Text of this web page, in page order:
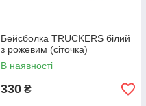
Бейсболка TRUCKERS білий
з рожевим (сіточка)
В наявності
330 ₴